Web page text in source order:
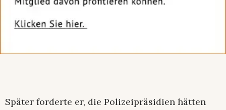
Später forderte er, die Polizeipräsidien hätten